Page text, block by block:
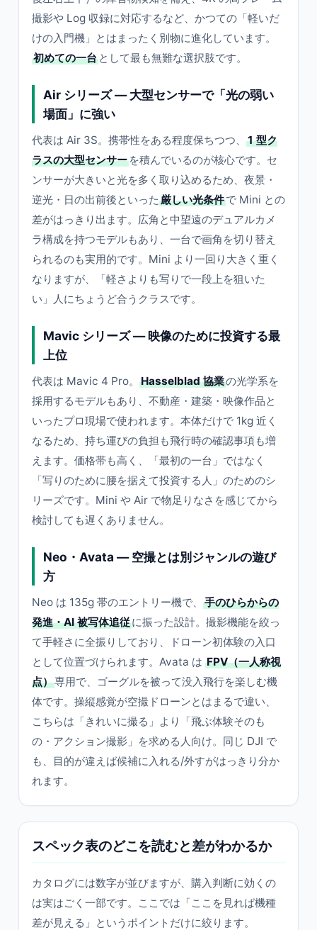
撮影や Log 収録に対応するなど、かつての「軽いだ
けの入門機」とはまったく別物に進化しています。
初めての一台 として最も無難な選択肢です。
Air シリーズ — 大型センサーで「光の弱い
場面」に強い
代表は Air 3S。携帯性をある程度保ちつつ、
1 型ク
ラスの大型センサー を積んでいるのが核心です。セ
ンサーが大きいと光を多く取り込めるため、夜景・
逆光・日の出前後といった 厳しい光条件で Mini との
差がはっきり出ます。広角と中望遠のデュアルカメ
ラ構成を持つモデルもあり、一台で画角を切り替え
られるのも実用的です。Mini より一回り大きく重く
なりますが、「軽さよりも写りで一段上を狙いた
い」人にちょうど合うクラスです。
Mavic シリーズ — 映像のために投資する最
上位
代表は Mavic 4 Pro。 Hasselblad 協業の光学系を
採用するモデルもあり、不動産・建築・映像作品と
いったプロ現場で使われます。本体だけで 1kg 近く
なるため、持ち運びの負担も飛行時の確認事項も増
えます。価格帯も高く、「最初の一台」ではなく
「写りのために腰を据えて投資する人」のためのシ
リーズです。Mini や Air で物足りなさを感じてから
検討しても遅くありません。
Neo・Avata — 空撮とは別ジャンルの遊び
方
Neo は 135g 帯のエントリー機で、
手のひらからの
発進・AI 被写体追従に振った設計。撮影機能を絞っ
て手軽さに全振りしており、ドローン初体験の入口
として位置づけられます。Avata は FPV（一人称視
点）専用で、ゴーグルを被って没入飛行を楽しむ機
体です。操縦感覚が空撮ドローンとはまるで違い、
こちらは「きれいに撮る」より「飛ぶ体験そのも
の・アクション撮影」を求める人向け。同じ DJI で
も、目的が違えば候補に入れる/外すがはっきり分か
れます。
スペック表のどこを読むと差がわかるか
カタログには数字が並びますが、購入判断に効くの
は実はごく一部です。ここでは「ここを見れば機種
差が見える」というポイントだけに絞ります。